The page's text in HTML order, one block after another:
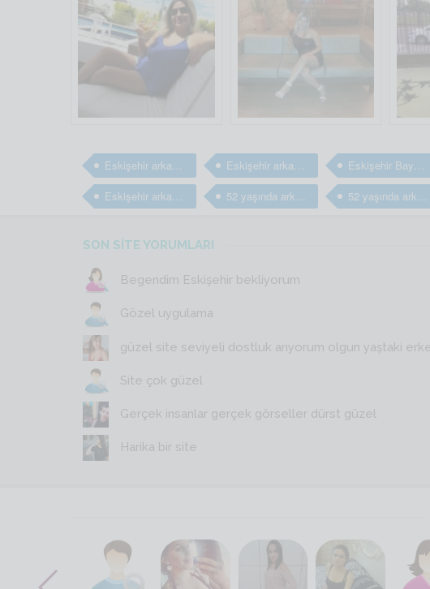
Eskişehir arkadaş Eskişehir arkadaş Eskişehir Bayan arkadaş
Eskişehir arkadaş arıyorum 52 yaşında arkadaş arıyorum 52 yaşında arkadaş arıyorum
SON SİTE YORUMLARI
Begendim Eskişehir bekliyorum
Gözel uygulama
güzel site seviyeli dostluk arıyorum olgun yaştaki
Site çok güzel
Gerçek insanlar gerçek görseller dürst güzel
Harika bir site